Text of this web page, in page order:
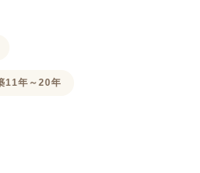
11年～20年